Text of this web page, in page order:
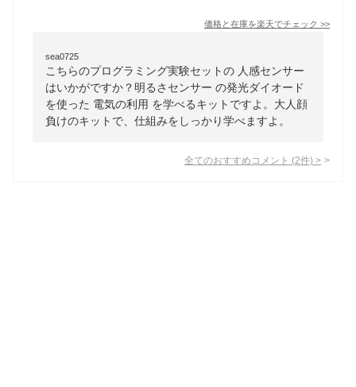
価格と在庫を楽天でチェック >>
sea0725
こちらのプログラミング実験セットの 人感センサー
はいかがですか？明るさセンサー の発光ダイオード
を使った 電気の利用 を学べるキットですよ。大人顔
負けのキットで、仕組みをしっかり学べますよ。
全てのおすすめコメント (2件) >